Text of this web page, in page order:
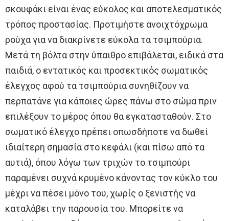
σκουφάκι είναι ένας εύκολος και αποτελεσματικός
τρόπος προστασίας. Προτιμήστε ανοιχτόχρωμα
ρούχα για να διακρίνετε εύκολα τα τσιμπούρια.
Μετά τη βόλτα στην ύπαιθρο επιβάλεται, ειδικά στα
παιδιά, ο εντατικός και προσεκτικός σωματικός
έλεγχος αφού τα τσιμπούρια συνηθίζουν να
περπατάνε για κάποιες ώρες πάνω στο σώμα πριν
επιλέξουν το μέρος όπου θα εγκατασταθούν. Στο
σωματικό έλεγχο πρέπει οπωσδήποτε να δωθεί
ιδιαίτερη σημασία στο κεφάλι (και πίσω από τα
αυτιά), όπου λόγω των τριχών το τσιμπούρι
παραμένει συχνά κρυμένο κάνοντας τον κύκλο του
μέχρι να πέσει μόνο του, χωρίς ο ξενιστής να
καταλάβει την παρουσία του. Μπορείτε να